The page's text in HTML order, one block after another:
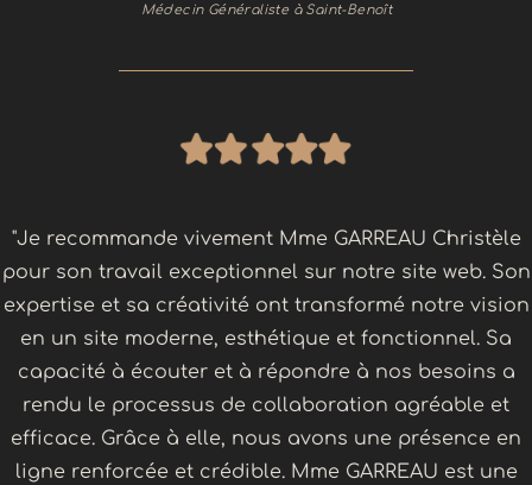
Médecin Généraliste à Saint-Benoît
"Je recommande vivement Mme GARREAU Christèle
pour son travail exceptionnel sur notre site web. Son
expertise et sa créativité ont transformé notre vision
en un site moderne, esthétique et fonctionnel. Sa
capacité à écouter et à répondre à nos besoins a
rendu le processus de collaboration agréable et
efficace. Grâce à elle, nous avons une présence en
ligne renforcée et crédible. Mme GARREAU est une